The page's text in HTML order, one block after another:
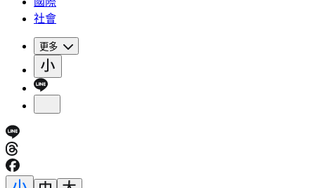
社會
更多